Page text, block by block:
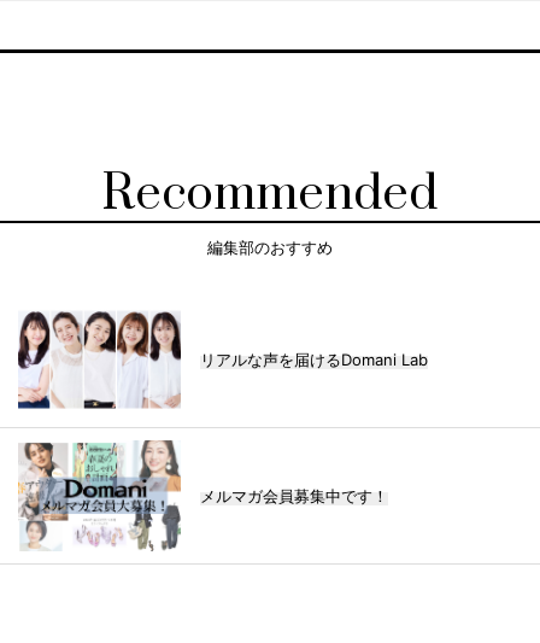
Recommended
編集部のおすすめ
リアルな声を届けるDomani Lab
メルマガ会員募集中です！